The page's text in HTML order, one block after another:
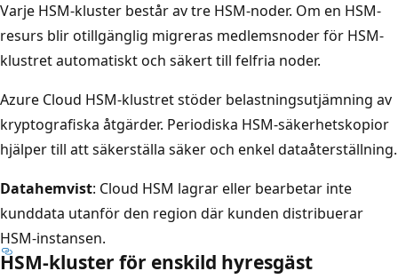
Varje HSM-kluster består av tre HSM-noder. Om en HSM-
resurs blir otillgänglig migreras medlemsnoder för HSM-
klustret automatiskt och säkert till felfria noder.
Azure Cloud HSM-klustret stöder belastningsutjämning av
kryptografiska åtgärder. Periodiska HSM-säkerhetskopior
hjälper till att säkerställa säker och enkel dataåterställning.
Datahemvist: Cloud HSM lagrar eller bearbetar inte
kunddata utanför den region där kunden distribuerar
HSM-instansen.
HSM-kluster för enskild hyresgäst